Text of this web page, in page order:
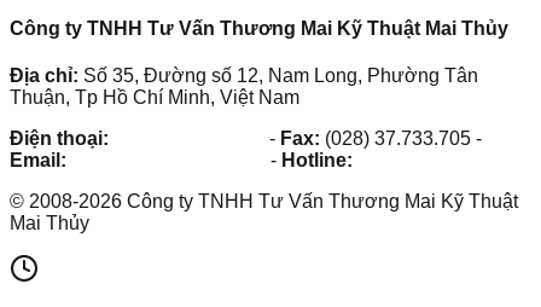
Công ty TNHH Tư Vấn Thương Mai Kỹ Thuật Mai Thủy
Địa chỉ: Số 35, Đường số 12, Nam Long, Phường Tân
Thuận, Tp Hồ Chí Minh, Việt Nam
Điện thoại:
- Fax: (028) 37.733.705 -
Email:
- Hotline:
© 2008-2026 Công ty TNHH Tư Vấn Thương Mai Kỹ Thuật
Mai Thủy